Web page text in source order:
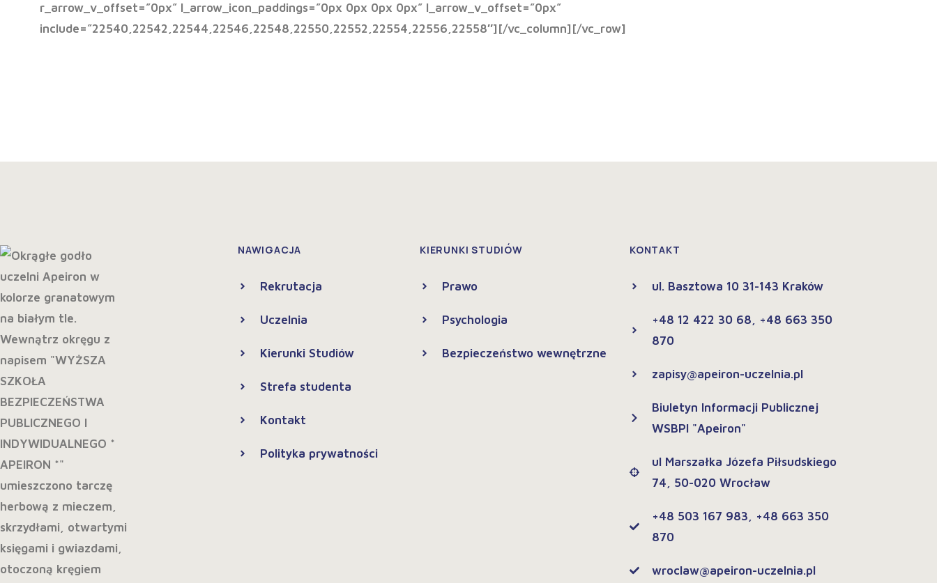
r_arrow_v_offset=”0px” l_arrow_icon_paddings=”0px 0px 0px 0px” l_arrow_v_offset=”0px”
include=”22540,22542,22544,22546,22548,22550,22552,22554,22556,22558″][/vc_column][/vc_row]
NAWIGACJA
Rekrutacja
Uczelnia
Kierunki Studiów
Strefa studenta
Kontakt
Polityka prywatności
KIERUNKI STUDIÓW
Prawo
Psychologia
Bezpieczeństwo wewnętrzne
KONTAKT
ul. Basztowa 10 31-143 Kraków
+48 12 422 30 68, +48 663 350
870
zapisy@apeiron-uczelnia.pl
Biuletyn Informacji Publicznej
WSBPI "Apeiron"
ul Marszałka Józefa Piłsudskiego
74, 50-020 Wrocław
+48 503 167 983, +48 663 350
870
wroclaw@apeiron-uczelnia.pl